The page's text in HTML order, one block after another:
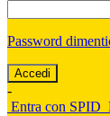
Password
-
Entra con SPID